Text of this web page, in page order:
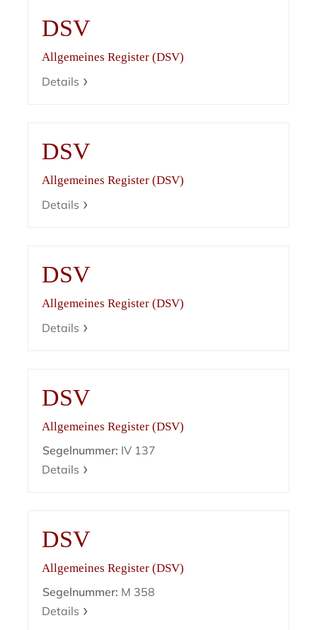
DSV
Allgemeines Register (DSV)
Details
DSV
Allgemeines Register (DSV)
Details
DSV
Allgemeines Register (DSV)
Details
DSV
Allgemeines Register (DSV)
Segelnummer: IV 137
Details
DSV
Allgemeines Register (DSV)
Segelnummer: M 358
Details